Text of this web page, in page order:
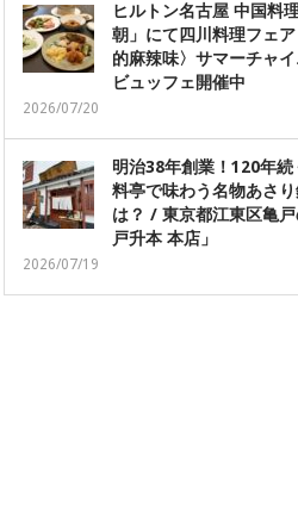
ヒルトン名古屋 中国料
朝」にて四川料理フェ
的麻辣味〉サマーチャ
ビュッフェ開催中
2026/07/20
明治38年創業！120年続
料亭で味わう名物あさり
は？ / 東京都江東区亀
戸升本 本店」
2026/07/19